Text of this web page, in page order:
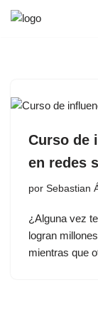
Curso de
en redes
por Sebastian
¿Alguna vez
logran
mientras que